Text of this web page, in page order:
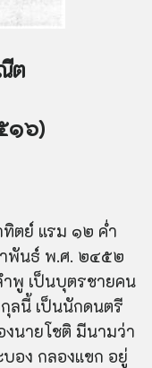
ต
๑๖)
ตย์ แรม ๑๒ ค่ำ
พันธ์ พ.ศ. ๒๔๕๒
ำพู เป็นบุตรชายคน
ลนี้ เป็นนักดนตรี
นายโชติ มีนามว่า
อง กลองแขก อยู่